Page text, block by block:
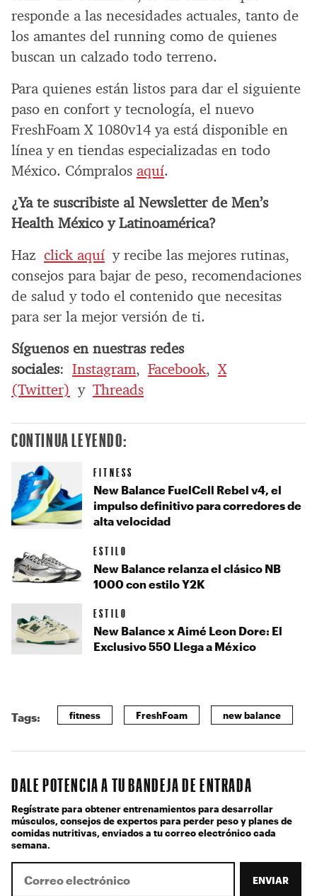
responde a las necesidades actuales, tanto de
los amantes del running como de quienes
buscan un calzado todo terreno.
Para quienes están listos para dar el siguiente
paso en confort y tecnología, el nuevo
FreshFoam X 1080v14 ya está disponible en
línea y en tiendas especializadas en todo
México. Cómpralos aquí.
¿Ya te suscribiste al Newsletter de Men’s
Health México y Latinoamérica?
Haz click aquí y recibe las mejores rutinas,
consejos para bajar de peso, recomendaciones
de salud y todo el contenido que necesitas
para ser la mejor versión de ti.
Síguenos en nuestras redes
sociales: Instagram, Facebook,X
(Twitter) y Threads
CONTINUA LEYENDO:
FITNESS
New Balance FuelCell Rebel v4, el
impulso definitivo para corredores de
alta velocidad
ESTILO
New Balance relanza el clásico NB
1000 con estilo Y2K
ESTILO
New Balance x Aimé Leon Dore: El
Exclusivo 550 Llega a México
Tags: fitness FreshFoam new balance
DALE POTENCIA A TU BANDEJA DE ENTRADA
Regístrate para obtener entrenamientos para desarrollar
músculos, consejos de expertos para perder peso y planes de
comidas nutritivas, enviados a tu correo electrónico cada
semana.
ENVIAR